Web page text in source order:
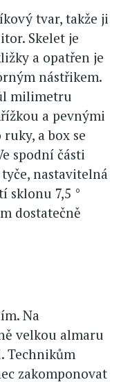
tvar, takže ji
Skelet je
a opatřen je
nástřikem.
milimetru
a pevnými
a box se
spodní části
nastavitelná
sklonu 7,5 °
dostatečně
Na
velkou almaru
Technikům
zakomponovat